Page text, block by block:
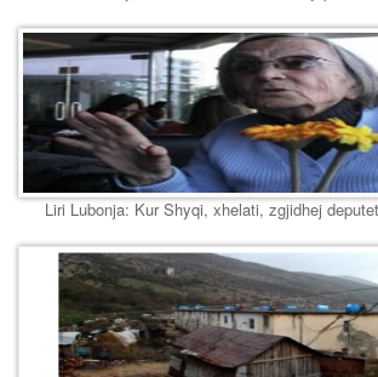
Liri Lubonja: Kur Shyqi, xhelati, zgjidhej